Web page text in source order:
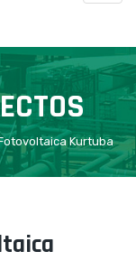
Kurtuba